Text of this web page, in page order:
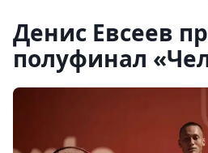
Денис Евсеев
полуфинал